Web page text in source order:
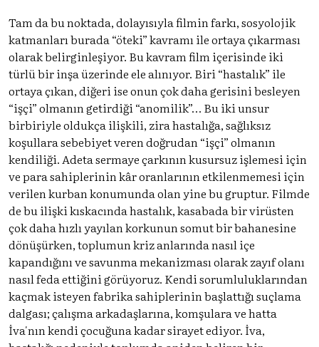
Tam da bu noktada, dolayısıyla filmin farkı, sosyolojik
katmanları burada “öteki” kavramı ile ortaya çıkarması
olarak belirginleşiyor. Bu kavram film içerisinde iki
türlü bir inşa üzerinde ele alınıyor. Biri “hastalık” ile
ortaya çıkan, diğeri ise onun çok daha gerisini besleyen
“işçi” olmanın getirdiği “anomilik”… Bu iki unsur
birbiriyle oldukça ilişkili, zira hastalığa, sağlıksız
koşullara sebebiyet veren doğrudan “işçi” olmanın
kendiliği. Adeta sermaye çarkının kusursuz işlemesi için
ve para sahiplerinin kâr oranlarının etkilenmemesi için
verilen kurban konumunda olan yine bu gruptur. Filmde
de bu ilişki kıskacında hastalık, kasabada bir virüsten
çok daha hızlı yayılan korkunun somut bir bahanesine
dönüşürken, toplumun kriz anlarında nasıl içe
kapandığını ve savunma mekanizması olarak zayıf olanı
nasıl feda ettiğini görüyoruz. Kendi sorumluluklarından
kaçmak isteyen fabrika sahiplerinin başlattığı suçlama
dalgası; çalışma arkadaşlarına, komşulara ve hatta
İva'nın kendi çocuğuna kadar sirayet ediyor. İva,